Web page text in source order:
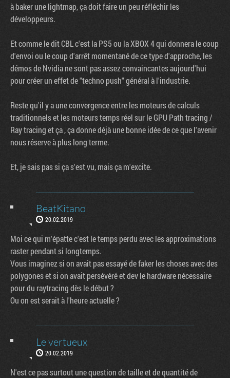
à baker une lightmap, ça doit faire un peu réfléchir les
développeurs.
Et comme le dit CBL c'est la PS5 ou la XBOX 4 qui donnera le coup
d'envoi ou le coup d'arrêt momentané de ce type d'approche, les
démos de Nvidia ne sont pas assez convaincantes aujourd'hui
pour créer un effet de "techno push" général à l'industrie.
Reste qu'il y a une convergence entre les moteurs de calculs
traditionnels et les moteurs temps réel sur le GPU Path tracing /
Ray tracing et ça , ça donne déjà une bonne idée de ce que l'avenir
nous réserve à plus long terme.
Et, je sais pas si ça s'est vu, mais ça m'excite.
BeatKitano
20.02.2019
Moi ce qui m'épatte c'est le temps perdu avec les approximations
raster pendant si longtemps.
Vous imaginez si on avait pas essayé de faker les choses avec des
polygones et si on avait persévéré et dev le hardware nécessaire
pour du raytracing dès le début ?
Ou on est serait à l'heure actuelle ?
Le vertueux
20.02.2019
N'est ce pas surtout une question de taille et de quantité de